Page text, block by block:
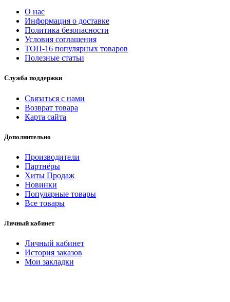
О нас
Информация о доставке
Политика безопасности
Условия соглашения
ТОП-16 популярных товаров
Полезные статьи
Служба поддержки
Связаться с нами
Возврат товара
Карта сайта
Дополнительно
Производители
Партнёры
Хиты Продаж
Новинки
Популярные товары
Все товары
Личный кабинет
Личный кабинет
История заказов
Мои закладки